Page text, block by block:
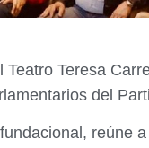
Teresa
del
reúne